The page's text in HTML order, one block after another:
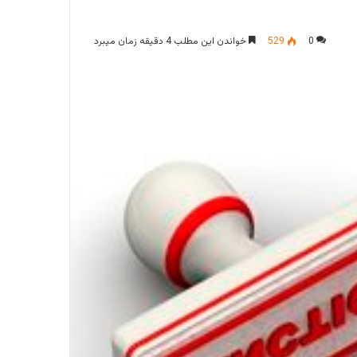
0
529 خواندن این مطلب 4 دقیقه زمان میبرد